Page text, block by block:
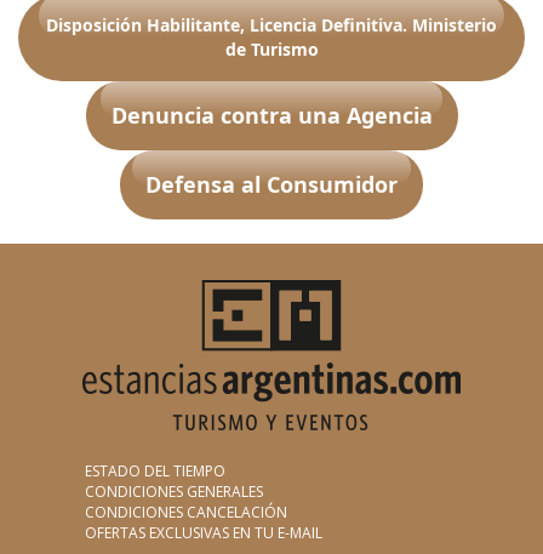
Disposición Habilitante, Licencia Definitiva. Ministerio
de Turismo
Denuncia contra una Agencia
Defensa al Consumidor
ESTADO DEL TIEMPO
CONDICIONES GENERALES
CONDICIONES CANCELACIÓN
OFERTAS EXCLUSIVAS EN TU E-MAIL